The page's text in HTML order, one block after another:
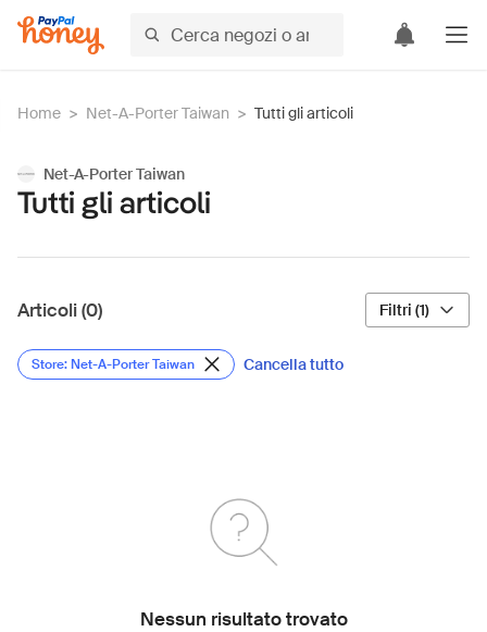
Home > Net-A-Porter Taiwan > Tutti gli articoli
Net-A-Porter Taiwan
Tutti gli articoli
Articoli (0) Filtri (1)
Store: Net-A-Porter Taiwan Cancella tutto
Nessun risultato trovato